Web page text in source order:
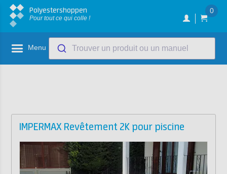
Polyestershoppen
Pour tout ce qui colle !
0
Menu Trouver un produit ou un manuel
IMPERMAX Revêtement 2K pour piscine